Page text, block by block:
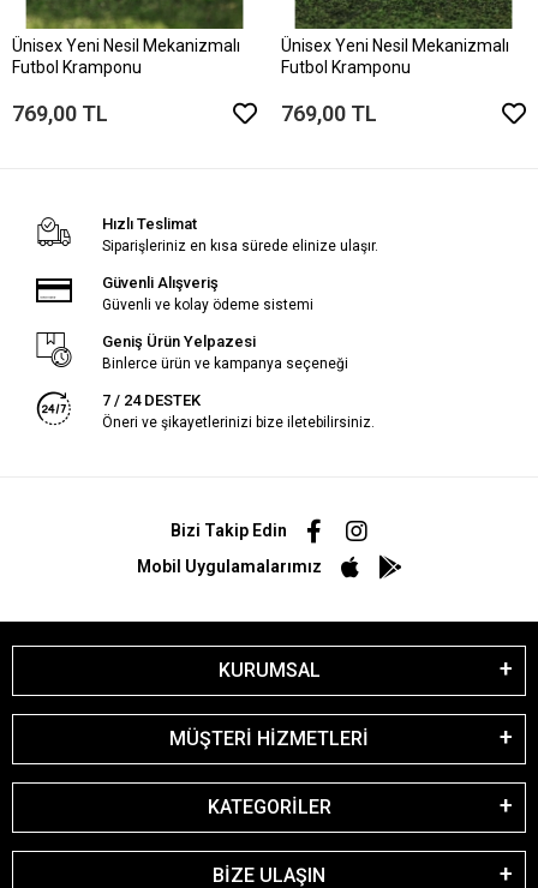
Ünisex Yeni Nesil Mekanizmalı
Futbol Kramponu
769,00 TL
Ünisex Yeni Nesil Mekanizmalı
Futbol Kramponu
769,00 TL
Hızlı Teslimat
Siparişleriniz en kısa sürede elinize ulaşır.
Güvenli Alışveriş
Güvenli ve kolay ödeme sistemi
Geniş Ürün Yelpazesi
Binlerce ürün ve kampanya seçeneği
7 / 24 DESTEK
Öneri ve şikayetlerinizi bize iletebilirsiniz.
Bizi Takip Edin
Mobil Uygulamalarımız
KURUMSAL
MÜŞTERİ HİZMETLERİ
KATEGORİLER
BİZE ULAŞIN